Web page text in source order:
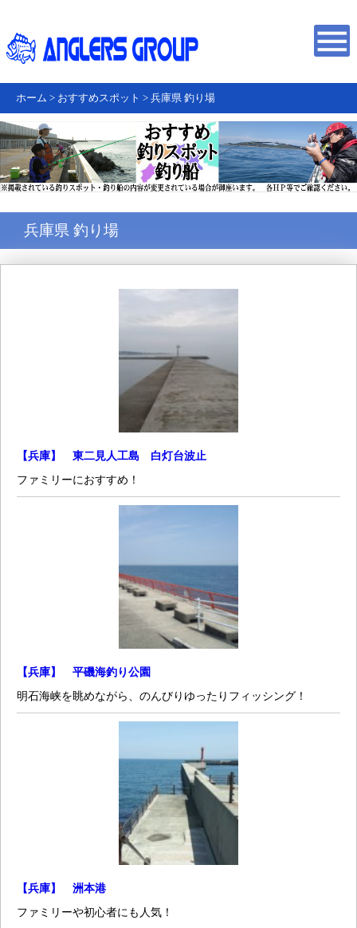
ホーム > おすすめスポット > 兵庫県 釣り場
兵庫県 釣り場
【兵庫】 東二見人工島 白灯台波止
ファミリーにおすすめ！
【兵庫】 平磯海釣り公園
明石海峡を眺めながら、のんびりゆったりフィッシング！
【兵庫】 洲本港
ファミリーや初心者にも人気！